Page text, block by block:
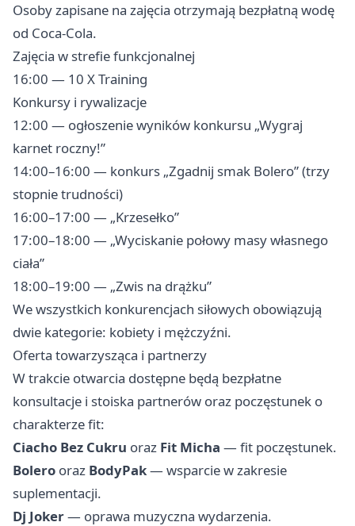
Osoby zapisane na zajęcia otrzymają bezpłatną wodę
od Coca‑Cola.
Zajęcia w strefie funkcjonalnej
16:00 — 10 X Training
Konkursy i rywalizacje
12:00 — ogłoszenie wyników konkursu „Wygraj
karnet roczny!”
14:00–16:00 — konkurs „Zgadnij smak Bolero” (trzy
stopnie trudności)
16:00–17:00 — „Krzesełko”
17:00–18:00 — „Wyciskanie połowy masy własnego
ciała”
18:00–19:00 — „Zwis na drążku”
We wszystkich konkurencjach siłowych obowiązują
dwie kategorie: kobiety i mężczyźni.
Oferta towarzysząca i partnerzy
W trakcie otwarcia dostępne będą bezpłatne
konsultacje i stoiska partnerów oraz poczęstunek o
charakterze fit:
Ciacho Bez Cukru oraz Fit Micha — fit poczęstunek.
Bolero oraz BodyPak— wsparcie w zakresie
suplementacji.
Dj Joker— oprawa muzyczna wydarzenia.